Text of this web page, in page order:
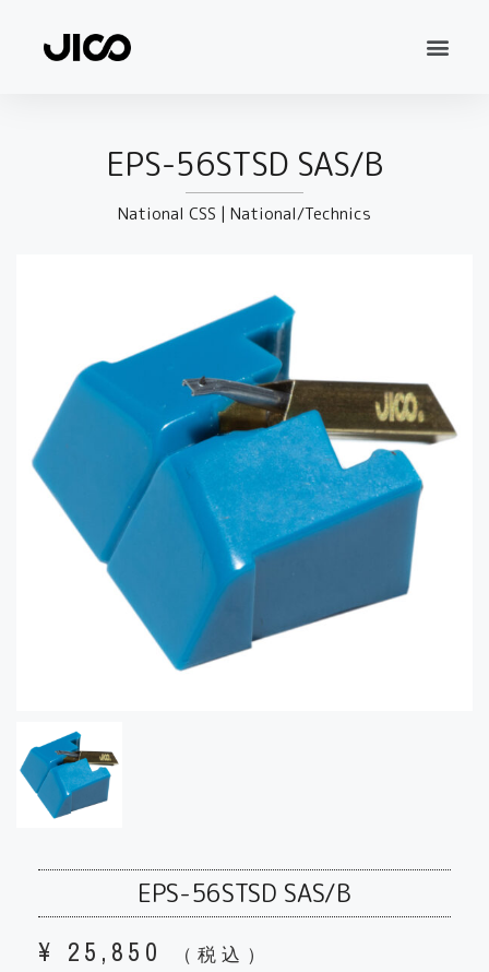
EPS-56STSD SAS/B
National CSS | National/Technics
EPS-56STSD SAS/B
¥ 25,850 （税込）